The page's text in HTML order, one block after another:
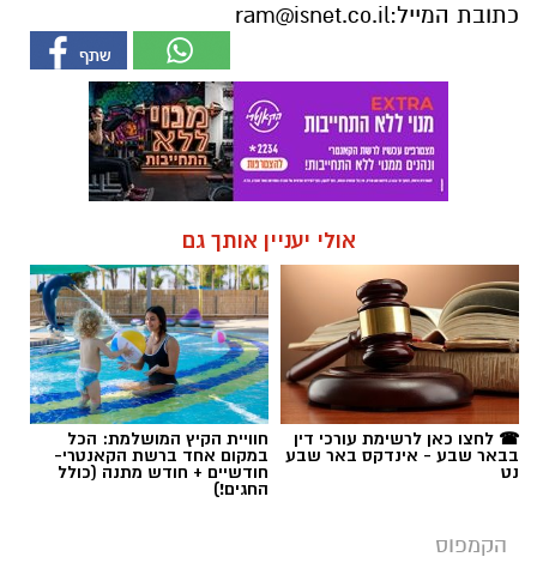
כתובת המייל:ram@isnet.co.il
אולי יעניין אותך גם
☎ לחצו כאן לרשימת עורכי דין
בבאר שבע - אינדקס באר שבע
נט
חוויית הקיץ המושלמת: הכל
במקום אחד ברשת הקאנטרי-
חודשיים + חודש מתנה (כולל
החגים!)
הקמפוס